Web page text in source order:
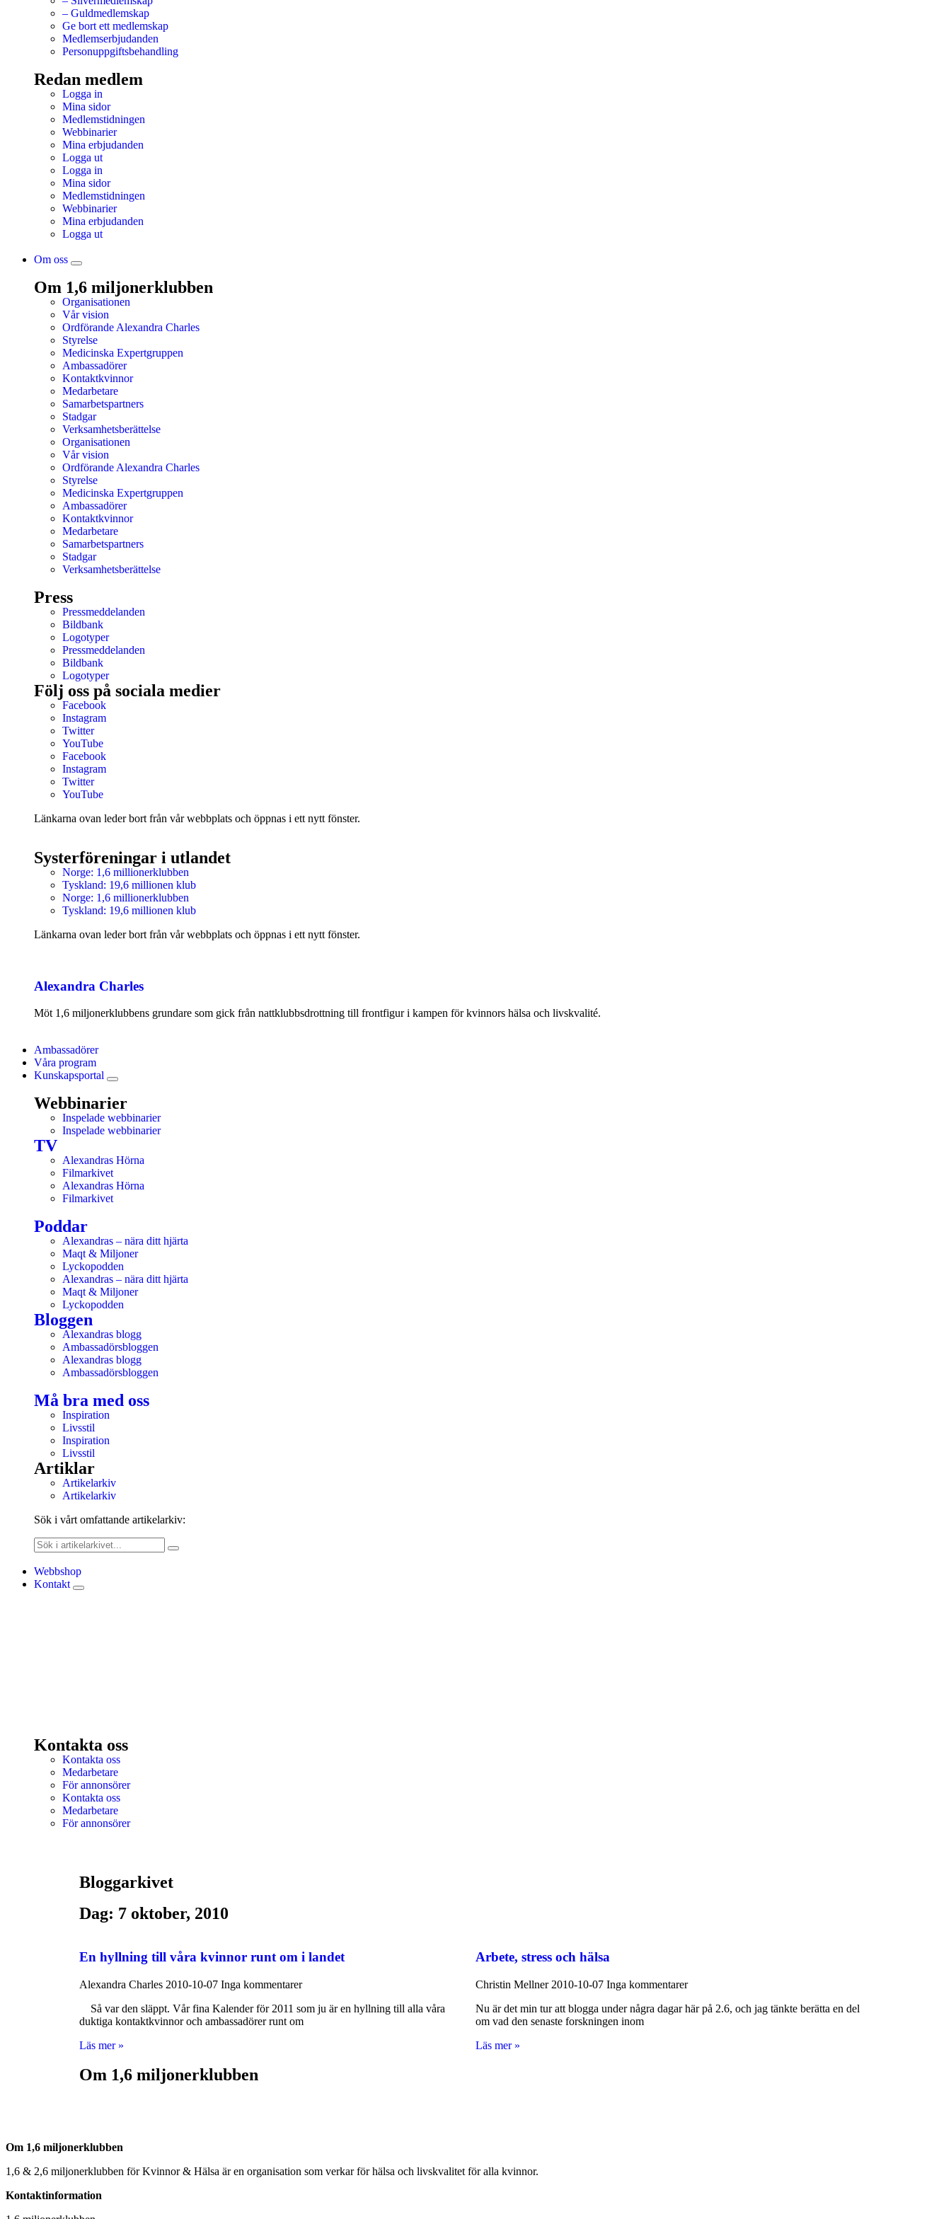
– Guldmedlemskap
Ge bort ett medlemskap
Medlemserbjudanden
Personuppgiftsbehandling
Redan medlem
Logga in
Mina sidor
Medlemstidningen
Webbinarier
Mina erbjudanden
Logga ut
Logga in
Mina sidor
Medlemstidningen
Webbinarier
Mina erbjudanden
Logga ut
Om oss
Om 1,6 miljonerklubben
Organisationen
Vår vision
Ordförande Alexandra Charles
Styrelse
Medicinska Expertgruppen
Ambassadörer
Kontaktkvinnor
Medarbetare
Samarbetspartners
Stadgar
Verksamhetsberättelse
Organisationen
Vår vision
Ordförande Alexandra Charles
Styrelse
Medicinska Expertgruppen
Ambassadörer
Kontaktkvinnor
Medarbetare
Samarbetspartners
Stadgar
Verksamhetsberättelse
Press
Pressmeddelanden
Bildbank
Logotyper
Pressmeddelanden
Bildbank
Logotyper
Följ oss på sociala medier
Facebook
Instagram
Twitter
YouTube
Facebook
Instagram
Twitter
YouTube
Länkarna ovan leder bort från vår webbplats och öppnas i ett nytt fönster.
Systerföreningar i utlandet
Norge: 1,6 millionerklubben
Tyskland: 19,6 millionen klub
Norge: 1,6 millionerklubben
Tyskland: 19,6 millionen klub
Länkarna ovan leder bort från vår webbplats och öppnas i ett nytt fönster.
Alexandra Charles
Möt 1,6 miljonerklubbens grundare som gick från nattklubbsdrottning till frontfigur i kampen för kvinnors hälsa och livskvalité.
Ambassadörer
Våra program
Kunskapsportal
Webbinarier
Inspelade webbinarier
Inspelade webbinarier
TV
Alexandras Hörna
Filmarkivet
Alexandras Hörna
Filmarkivet
Poddar
Alexandras – nära ditt hjärta
Maqt & Miljoner
Lyckopodden
Alexandras – nära ditt hjärta
Maqt & Miljoner
Lyckopodden
Bloggen
Alexandras blogg
Ambassadörsbloggen
Alexandras blogg
Ambassadörsbloggen
Må bra med oss
Inspiration
Livsstil
Inspiration
Livsstil
Artiklar
Artikelarkiv
Artikelarkiv
Sök i vårt omfattande artikelarkiv:
Webbshop
Kontakt
Kontakta oss
Kontakta oss
Medarbetare
För annonsörer
Kontakta oss
Medarbetare
För annonsörer
Bloggarkivet
Dag: 7 oktober, 2010
En hyllning till våra kvinnor runt om i landet
Alexandra Charles 2010-10-07 Inga kommentarer
Så var den släppt. Vår fina Kalender för 2011 som ju är en hyllning till alla våra
duktiga kontaktkvinnor och ambassadörer runt om
Läs mer »
Arbete, stress och hälsa
Christin Mellner 2010-10-07 Inga kommentarer
Nu är det min tur att blogga under några dagar här på 2.6, och jag tänkte berätta en del
om vad den senaste forskningen inom
Läs mer »
Om 1,6 miljonerklubben
Om 1,6 miljonerklubben
1,6 & 2,6 miljonerklubben för Kvinnor & Hälsa är en organisation som verkar för hälsa och livskvalitet för alla kvinnor.
Kontaktinformation